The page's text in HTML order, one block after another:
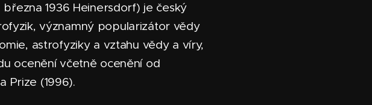
března 1936 Heinersdorf) je český
významný popularizátor vědy
astrofyziky a vztahu vědy a víry,
ocenění včetně ocenění od
Prize (1996).